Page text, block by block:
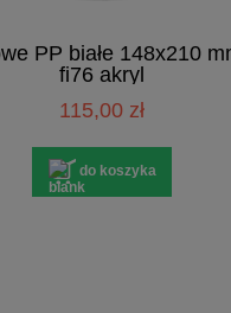
PP białe 148x210
fi76 akryl
115,00 zł
do koszyka